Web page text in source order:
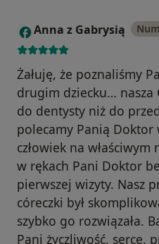
A Anna z Gabrysią
Żałuję, że poznaliśmy
drugim dziecku… nasza
do dentysty niż do
polecamy Panią Doktor
człowiek na
w rękach Pani Doktor
pierwszej wizyty. Nasz
córeczki był
szybko go rozwiązała.
Pani życzliwość, serce,